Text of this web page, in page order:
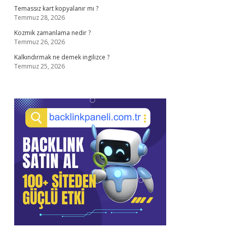
Temassız kart kopyalanır mı ?
Temmuz 28, 2026
Kozmik zamanlama nedir ?
Temmuz 26, 2026
Kalkındırmak ne demek ingilizce ?
Temmuz 25, 2026